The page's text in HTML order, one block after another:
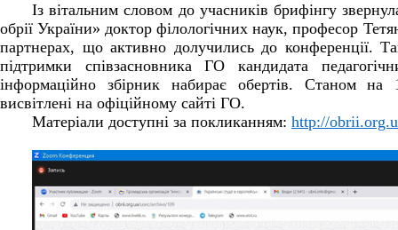
Із вітальним словом до учасників брифінгу
обрії України» доктор філологічних наук, професор
партнерах, що активно долучились до конференції.
підтримки співзасновника ГО кандидата
інформаційно збірник набирає обертів. Станом на
висвітлені на офіційному сайті ГО.
Матеріали доступні за покликанням: http://